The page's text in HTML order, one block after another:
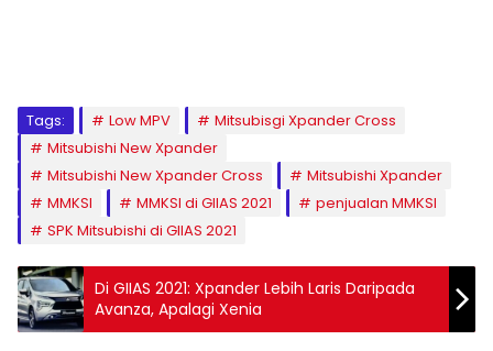
Tags: Low MPV
Mitsubisgi Xpander Cross
Mitsubishi New Xpander
Mitsubishi New Xpander Cross
Mitsubishi Xpander
MMKSI
MMKSI di GIIAS 2021
penjualan MMKSI
SPK Mitsubishi di GIIAS 2021
Di GIIAS 2021: Xpander Lebih Laris Daripada
Avanza, Apalagi Xenia